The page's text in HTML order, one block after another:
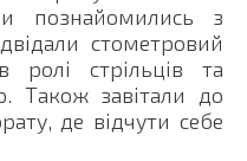
познайомились з
стометровий
стрільців та
Також завітали до
де відчути себе